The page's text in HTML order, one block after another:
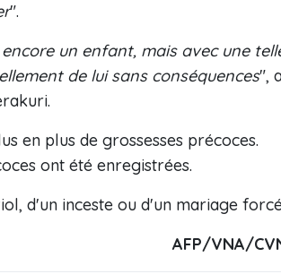
".
un enfant, mais avec une
de lui sans conséquences",
en plus de grossesses précoces.
ont été enregistrées.
d'un inceste ou d'un mariage
AFP/VNA/